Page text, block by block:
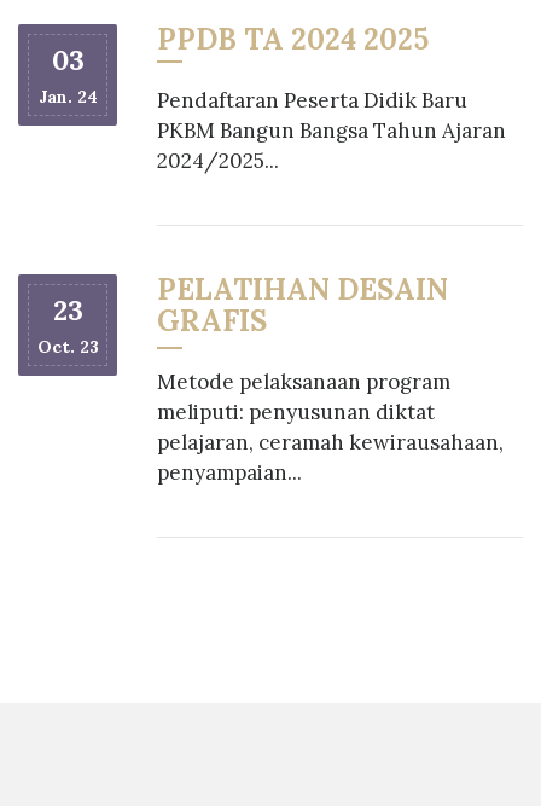
03
Jan. 24
PPDB TA 2024 2025
Pendaftaran Peserta Didik Baru
PKBM Bangun Bangsa Tahun Ajaran
2024/2025...
23
Oct. 23
PELATIHAN DESAIN
GRAFIS
Metode pelaksanaan program
meliputi: penyusunan diktat
pelajaran, ceramah kewirausahaan,
penyampaian...